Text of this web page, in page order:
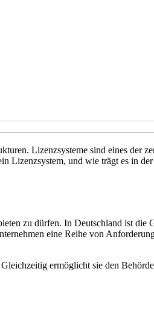
Lizenzsysteme sind eines der
Lizenzsystem, und wie trägt es in
zu dürfen. In Deutschland ist die
eine Reihe von
ermöglicht sie den